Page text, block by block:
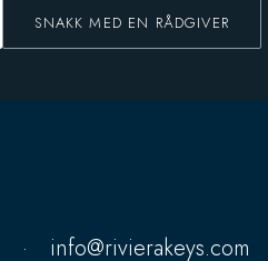
SNAKK MED EN RÅDGIVER
· info@rivierakeys.com